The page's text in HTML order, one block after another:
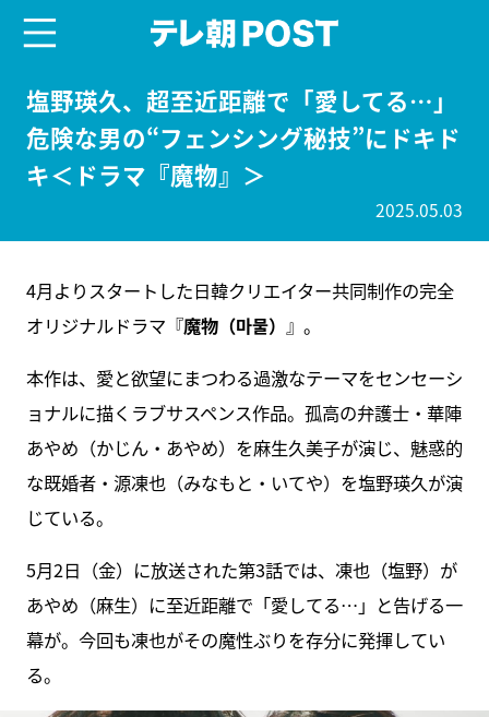
塩野瑛久、超至近距離で「愛してる…」
危険な男の“フェンシング秘技”にドキド
キ＜ドラマ『魔物』＞
2025.05.03
4月よりスタートした日韓クリエイター共同制作の完全
オリジナルドラマ『魔物（마물） 』。
本作は、愛と欲望にまつわる過激なテーマをセンセーシ
ョナルに描くラブサスペンス作品。孤高の弁護士・華陣
あやめ（かじん・あやめ）を麻生久美子が演じ、魅惑的
な既婚者・源凍也（みなもと・いてや）を塩野瑛久が演
じている。
5月2日（金）に放送された第3話では、凍也（塩野）が
あやめ（麻生）に至近距離で「愛してる…」と告げる一
幕が。今回も凍也がその魔性ぶりを存分に発揮してい
る。